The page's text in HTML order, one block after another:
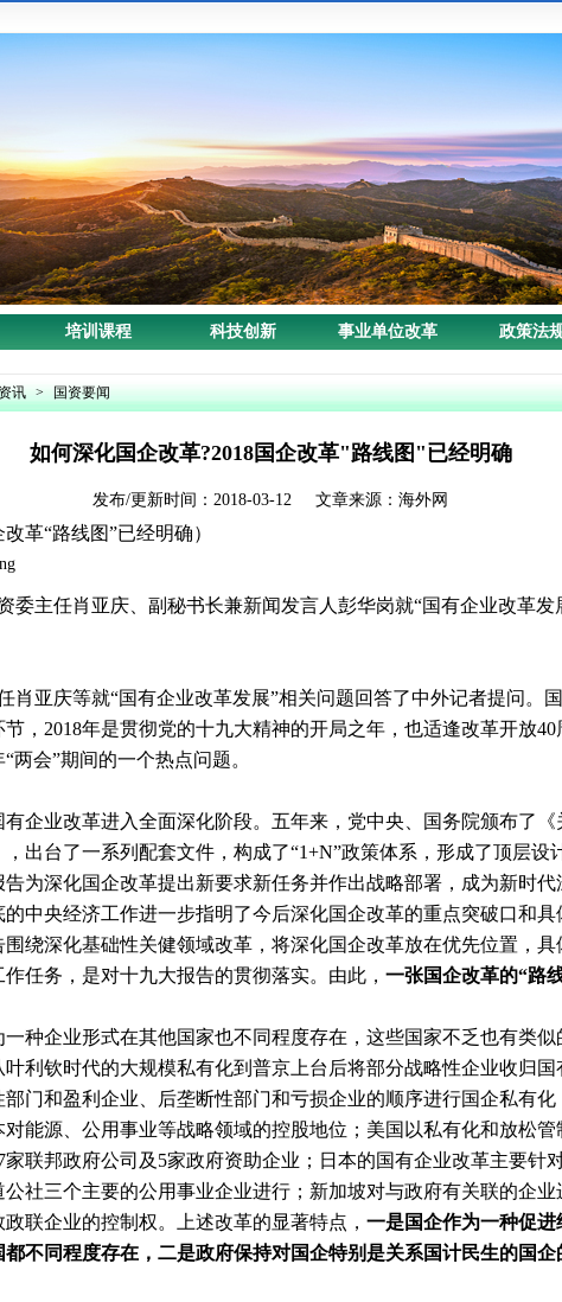
培训课程 科技创新 事业单位改革 政策法
讯 > 国资要闻
如何深化国企改革?2018国企改革"路线图"已经明确
发布/更新时间：2018-03-12 文章来源：海外网
改革“路线图”已经明确）
委主任肖亚庆、副秘书长兼新闻发言人彭华岗就“国有企业改革发
肖亚庆等就“国有企业改革发展”相关问题回答了中外记者提问。
，2018年是贯彻党的十九大精神的开局之年，也适逢改革开放
两会”期间的一个热点问题。
企业改革进入全面深化阶段。五年来，党中央、国务院颁布了《
出台了一系列配套文件，构成了“1+N”政策体系，形成了顶层设
为深化国企改革提出新要求新任务并作出战略部署，成为新时代
的中央经济工作进一步指明了今后深化国企改革的重点突破口和具
围绕深化基础性关健领域改革，将深化国企改革放在优先位置，具
任务，是对十九大报告的贯彻落实。由此， 一张国企改革的“路
种企业形式在其他国家也不同程度存在，这些国家不乏也有类似
利钦时代的大规模私有化到普京上台后将部分战略性企业收归国
门和盈利企业、后垄断性部门和亏损企业的顺序进行国企私有
能源、公用事业等战略领域的控股地位；美国以私有化和放松管
联邦政府公司及5家政府资助企业；日本的国有企业改革主要针
社三个主要的公用事业企业进行； 新加坡对与政府有关联的企
联企业的控制权。上述改革的显著特点， 一是国企作为一种促
都不同程度存在，二是政府保持对国企特别是关系国计民生的国